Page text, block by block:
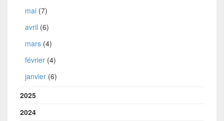
mai (7)
avril (6)
mars (4)
février (4)
janvier (6)
2025
2024